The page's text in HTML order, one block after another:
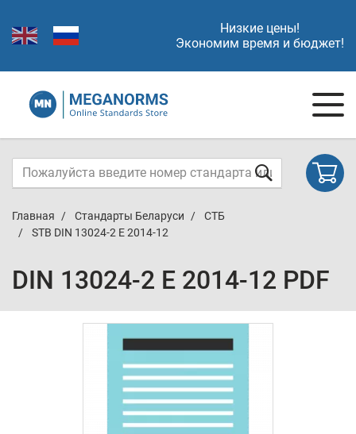
Низкие цены!
Экономим время и бюджет!
Главная Стандарты Беларуси
СТБ
STB DIN 13024-2 E 2014-12
DIN 13024-2 E 2014-12 PDF